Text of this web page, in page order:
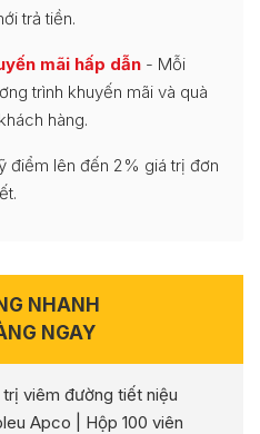
trả tiền.
mãi hấp dẫn - Mỗi
trình khuyến mãi và quà
hàng.
điểm lên đến 2% giá trị đơn
NHANH
NGAY
viêm đường tiết niệu
Apco | Hộp 100 viên